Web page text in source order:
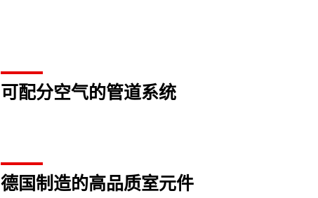
可配分空气的管道系统
德国制造的高品质室元件